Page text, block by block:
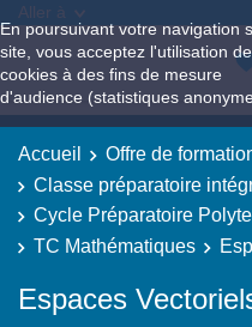
En poursuivant votre navigation
site, vous acceptez l'utilisation de
cookies à des fins de mesure
d'audience (statistiques
Aller à
Accueil
Offre de
Classe préparatoire
Cycle Préparatoire
TC Mathématiques
Espaces